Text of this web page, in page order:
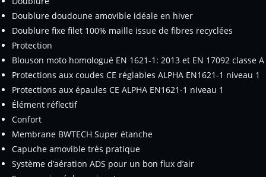
Doublure doudoune amovible idéale en hiver
Doublure fixe filet 100% maille issue de fibres recyclées
Protection
Blouson moto homologué EN 1621-1: 2013 et EN 17092 classe A
Protections aux coudes CE réglables ALPHA EN1621-1 niveau 1
Protections aux épaules CE ALPHA EN1621-1 niveau 1
Élément réflectif
Confort
Membrane BWTECH Super étanche
Capuche amovible très pratique
Système d’aération ADS pour un bon flux d’air